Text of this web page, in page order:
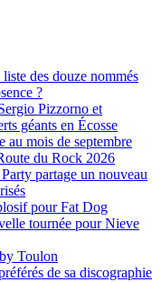
des douze nommés
?
Pizzorno et
géants en Écosse
au mois de septembre
du Rock 2026
partage un nouveau
pour Fat Dog
tournée pour Nieve
Toulon
de sa discographie